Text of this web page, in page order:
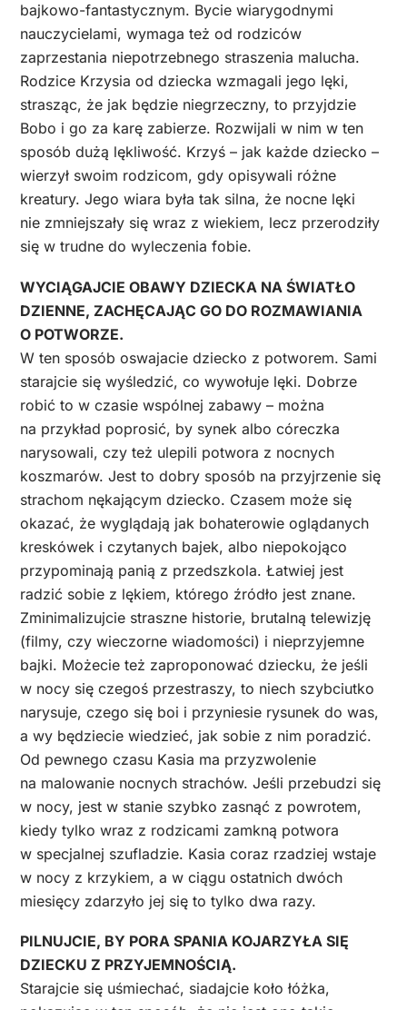
bajkowo-fantastycznym. Bycie wiarygodnymi
nauczycielami, wymaga też od rodziców
zaprzestania niepotrzebnego straszenia malucha.
Rodzice Krzysia od dziecka wzmagali jego lęki,
strasząc, że jak będzie niegrzeczny, to przyjdzie
Bobo i go za karę zabierze. Rozwijali w nim w ten
sposób dużą lękliwość. Krzyś – jak każde dziecko –
wierzył swoim rodzicom, gdy opisywali różne
kreatury. Jego wiara była tak silna, że nocne lęki
nie zmniejszały się wraz z wiekiem, lecz przerodziły
się w trudne do wyleczenia fobie.
WYCIĄGAJCIE OBAWY DZIECKA NA ŚWIATŁO
DZIENNE, ZACHĘCAJĄC GO DO ROZMAWIANIA
O POTWORZE.
W ten sposób oswajacie dziecko z potworem. Sami
starajcie się wyśledzić, co wywołuje lęki. Dobrze
robić to w czasie wspólnej zabawy – można
na przykład poprosić, by synek albo córeczka
narysowali, czy też ulepili potwora z nocnych
koszmarów. Jest to dobry sposób na przyjrzenie się
strachom nękającym dziecko. Czasem może się
okazać, że wyglądają jak bohaterowie oglądanych
kreskówek i czytanych bajek, albo niepokojąco
przypominają panią z przedszkola. Łatwiej jest
radzić sobie z lękiem, którego źródło jest znane.
Zminimalizujcie straszne historie, brutalną telewizję
(filmy, czy wieczorne wiadomości) i nieprzyjemne
bajki. Możecie też zaproponować dziecku, że jeśli
w nocy się czegoś przestraszy, to niech szybciutko
narysuje, czego się boi i przyniesie rysunek do was,
a wy będziecie wiedzieć, jak sobie z nim poradzić.
Od pewnego czasu Kasia ma przyzwolenie
na malowanie nocnych strachów. Jeśli przebudzi się
w nocy, jest w stanie szybko zasnąć z powrotem,
kiedy tylko wraz z rodzicami zamkną potwora
w specjalnej szufladzie. Kasia coraz rzadziej wstaje
w nocy z krzykiem, a w ciągu ostatnich dwóch
miesięcy zdarzyło jej się to tylko dwa razy.
PILNUJCIE, BY PORA SPANIA KOJARZYŁA SIĘ
DZIECKU Z PRZYJEMNOŚCIĄ.
Starajcie się uśmiechać, siadajcie koło łóżka,